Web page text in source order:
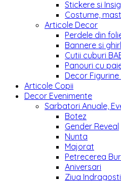
Stickere si
Costume,
Articole Decor
Perdele din
Bannere si
Cutii cuburi
Panouri cu
Decor Figurine
Articole Copii
Decor Evenimente
Sarbatori Anuale,
Botez
Gender Reveal
Nunta
Majorat
Petrecerea
Aniversari
Ziua